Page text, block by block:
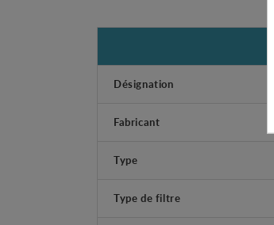
Désignation
Fabricant
Type
Type de filtre